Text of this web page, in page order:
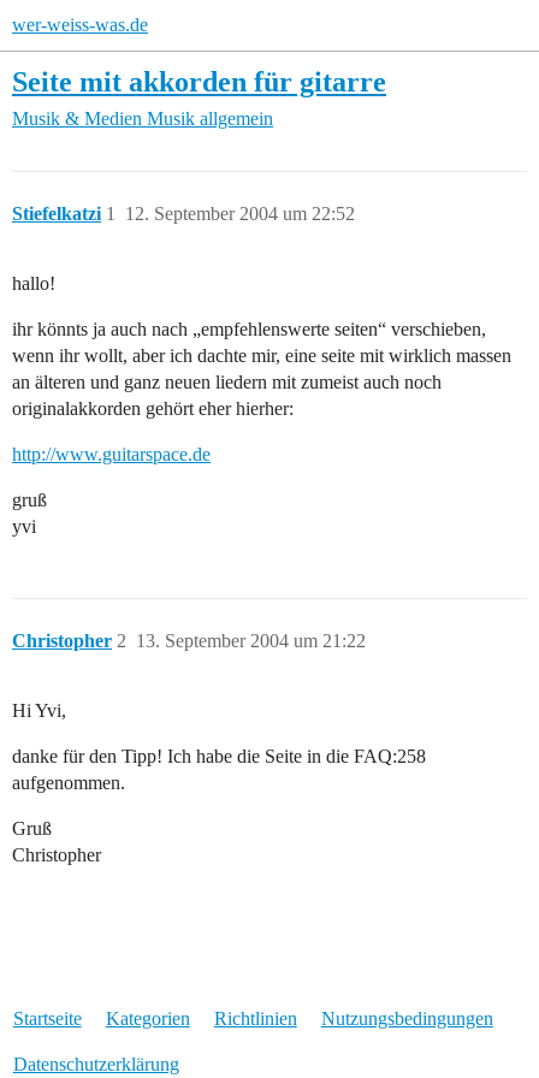
wer-weiss-was.de
Seite mit akkorden für gitarre
Musik & Medien Musik allgemein
Stiefelkatzi 12. September 2004 um 22:52
1
hallo!
ihr könnts ja auch nach „empfehlenswerte seiten“ verschieben,
wenn ihr wollt, aber ich dachte mir, eine seite mit wirklich massen
an älteren und ganz neuen liedern mit zumeist auch noch
originalakkorden gehört eher hierher:
http://www.guitarspace.de
gruß
yvi
Christopher 13. September 2004 um 21:22
2
Hi Yvi,
danke für den Tipp! Ich habe die Seite in die FAQ:258
aufgenommen.
Gruß
Christopher
Startseite Kategorien Richtlinien Nutzungsbedingungen
Datenschutzerklärung